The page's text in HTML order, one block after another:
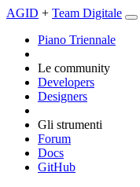
AGID + Team Digitale
Piano Triennale
Le community
Developers
Designers
Gli strumenti
Forum
Docs
GitHub